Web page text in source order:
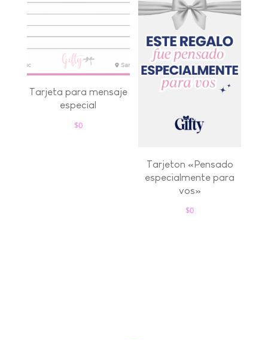
Tarjeta para mensaje
especial
$0
Tarjeton «Pensado
especialmente para
vos»
$0